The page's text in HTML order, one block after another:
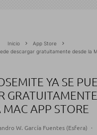
Inicio
App Store
descargar gratuitamente desde la
YA SE
MAC APP STORE
W. García Fuentes (Esfera) ·